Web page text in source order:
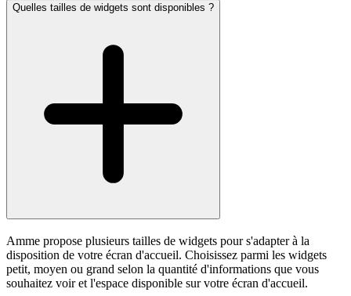
Quelles tailles de widgets sont disponibles ?
Amme propose plusieurs tailles de widgets pour s'adapter à la
disposition de votre écran d'accueil. Choisissez parmi les widgets
petit, moyen ou grand selon la quantité d'informations que vous
souhaitez voir et l'espace disponible sur votre écran d'accueil.